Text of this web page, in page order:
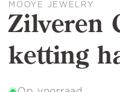
MOOYE JEWELRY
Zilveren
ketting